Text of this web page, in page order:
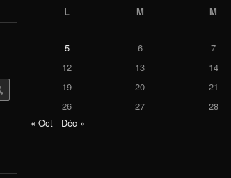
L M M
5
6 7
12
13 14
19
20 21
26
27 28
« Oct
Déc »